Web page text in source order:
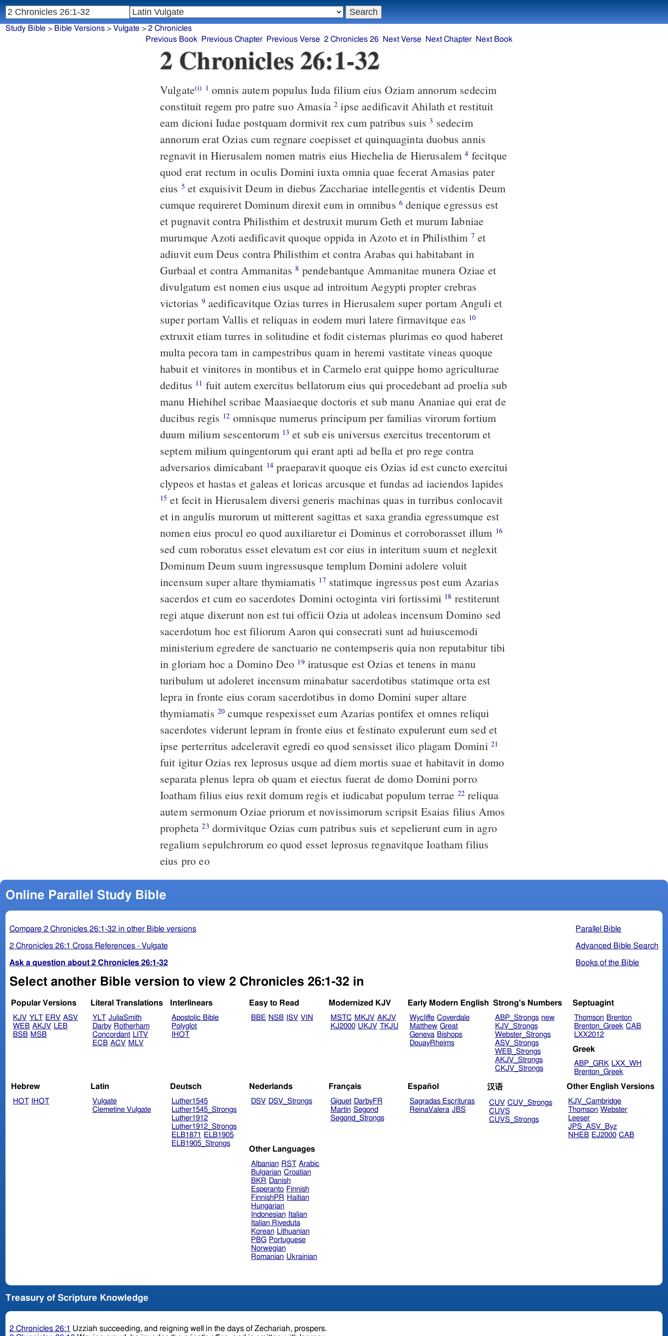
Study Bible > Bible Versions> Vulgate > 2 Chronicles
Previous Book
Previous Chapter Previous Verse 2 Chronicles 26 Next Verse Next Chapter Next Book
2 Chronicles 26:1-32
Vulgate(i) 1 omnis autem populus Iuda filium eius Oziam annorum sedecim
constituit regem pro patre suo Amasia2 ipse aedificavit Ahilath et restituit
eam dicioni Iudae postquam dormivit rex cum patribus suis3
annorum erat Ozias cum regnare coepisset et quinquaginta duobus annis
regnavit in Hierusalem nomen matris eius Hiechelia de Hierusalem4
quod erat rectum in oculis Domini iuxta omnia quae fecerat Amasias pater
eius 5 et exquisivit Deum in diebus Zacchariae intellegentis et videntis Deum
cumque requireret Dominum direxit eum in omnibus 6denique egressus est
et pugnavit contra Philisthim et destruxit murum Geth et murum Iabniae
murumque Azoti aedificavit quoque oppida in Azoto et in Philisthim 7et
adiuvit eum Deus contra Philisthim et contra Arabas qui habitabant in
Gurbaal et contra Ammanitas8
divulgatum est nomen eius usque ad introitum Aegypti propter crebras
victorias 9aedificavitque Ozias turres in Hierusalem super portam Anguli et
super portam Vallis et reliquas in eodem muri latere firmavitque eas 10
extruxit etiam turres in solitudine et fodit cisternas plurimas eo quod haberet
multa pecora tam in campestribus quam in heremi vastitate vineas quoque
habuit et vinitores in montibus et in Carmelo erat quippe homo agriculturae
deditus 11
manu Hiehihel scribae Maasiaeque doctoris et sub manu Ananiae qui erat de
ducibus regis 12
duum milium sescentorum 13 et sub eis universus exercitus trecentorum et
septem milium quingentorum qui erant apti ad bella et pro rege contra
adversarios dimicabant 14praeparavit quoque eis Ozias id est cuncto exercitui
clypeos et hastas et galeas et loricas arcusque et fundas ad iaciendos lapides
15 et fecit in Hierusalem diversi generis machinas quas in turribus conlocavit
et in angulis murorum ut mitterent sagittas et saxa grandia egressumque est
nomen eius procul eo quod auxiliaretur ei Dominus et corroborasset illum 16
sed cum roboratus esset elevatum est cor eius in interitum suum et neglexit
Dominum Deum suum ingressusque templum Domini adolere voluit
incensum super altare thymiamatis 17statimque ingressus post eum Azarias
sacerdos et cum eo sacerdotes Domini octoginta viri fortissimi 18
regi atque dixerunt non est tui officii Ozia ut adoleas incensum Domino sed
sacerdotum hoc est filiorum Aaron qui consecrati sunt ad huiuscemodi
ministerium egredere de sanctuario ne contempseris quia non reputabitur tibi
in gloriam hoc a Domino Deo 19iratusque est Ozias et tenens in manu
turibulum ut adoleret incensum minabatur sacerdotibus statimque orta est
lepra in fronte eius coram sacerdotibus in domo Domini super altare
thymiamatis 20 cumque respexisset eum Azarias pontifex et omnes reliqui
sacerdotes viderunt lepram in fronte eius et festinato expulerunt eum sed et
ipse perterritus adceleravit egredi eo quod sensisset ilico plagam Domini 21
fuit igitur Ozias rex leprosus usque ad diem mortis suae et habitavit in domo
separata plenus lepra ob quam et eiectus fuerat de domo Domini porro
Ioatham filius eius rexit domum regis et iudicabat populum terrae 22reliqua
autem sermonum Oziae priorum et novissimorum scripsit Esaias filius Amos
propheta23
regalium sepulchrorum eo quod esset leprosus regnavitque Ioatham filius
eius pro eo
Online Parallel Study Bible
Parallel Bible
Advanced Bible Search
Books of the Bible
Compare 2 Chronicles 26:1-32 in other Bible versions
2 Chronicles 26:1 Cross References - Vulgate
Ask a question about 2 Chronicles 26:1-32
Select another Bible version to view 2 Chronicles 26:1-32 in
Popular Versions
KJV YLT ERV ASV
WEB AKJV LEB
BSB MSB
Literal Translations
YLT JuliaSmith
Darby Rotherham
Concordant LITV
ECB ACV MLV
Interlinears
Apostolic Bible
Polyglot
IHOT
Easy to Read
BBE NSB ISV VIN
Modernized KJV
MSTC MKJV AKJV
KJ2000 UKJV TKJU
Early Modern English
Wycliffe Coverdale
Matthew Great
Geneva Bishops
DouayRheims
Strong's Numbers
ABP_Strongs new
KJV_Strongs
Webster_Strongs
ASV_Strongs
WEB_Strongs
AKJV_Strongs
CKJV_Strongs
Septuagint
Thomson Brenton
Brenton_Greek CAB
LXX2012
Greek
ABP_GRK LXX_WH
Brenton_Greek
Hebrew
HOT IHOT
Latin
Vulgate
Clemetine Vulgate
Deutsch
Luther1545
Luther1545_Strongs
Luther1912
Luther1912_Strongs
ELB1871
ELB1905
ELB1905_Strongs
Nederlands
DSV DSV_Strongs
Français
Giguet DarbyFR
Martin Segond
Segond_Strongs
Español
Sagradas Escrituras
ReinaValera JBS
汉语
CUV CUV_Strongs
CUVS
CUVS_Strongs
Other English Versions
KJV_Cambridge
Thomson Webster
Leeser
JPS_ASV_Byz
NHEB EJ2000 CAB
Other Languages
Albanian RST Arabic
Bulgarian Croatian
BKR Danish
Esperanto Finnish
FinnishPR Haitian
Hungarian
Indonesian
Italian
Italian Riveduta
Korean Lithuanian
PBG Portuguese
Norwegian
Romanian Ukrainian
Treasury of Scripture Knowledge
2 Chronicles 26:1 Uzziah succeeding, and reigning well in the days of Zechariah, prospers.